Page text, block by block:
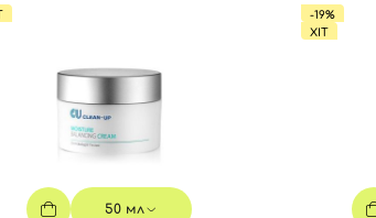
50 мл
-19%
ХІТ